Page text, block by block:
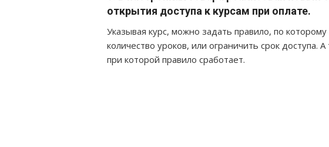
открытия доступа к курсам при оплате.
Указывая курс, можно задать правило, по
количество уроков, или ограничить срок доступа.
при которой правило сработает.